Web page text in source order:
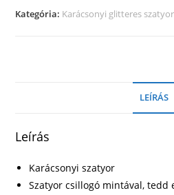
mennyiség
Kategória: Karácsonyi glitteres szatyor
LEÍRÁS
Leírás
Karácsonyi szatyor
Szatyor csillogó mintával, tedd